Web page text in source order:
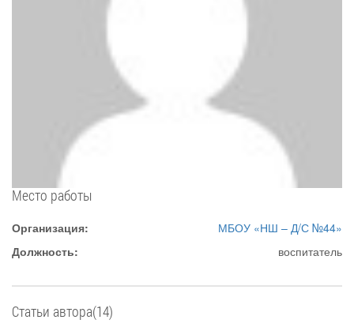
Место работы
Организация:
МБОУ «НШ – Д/С №44»
Должность:
воспитатель
Статьи автора(14)